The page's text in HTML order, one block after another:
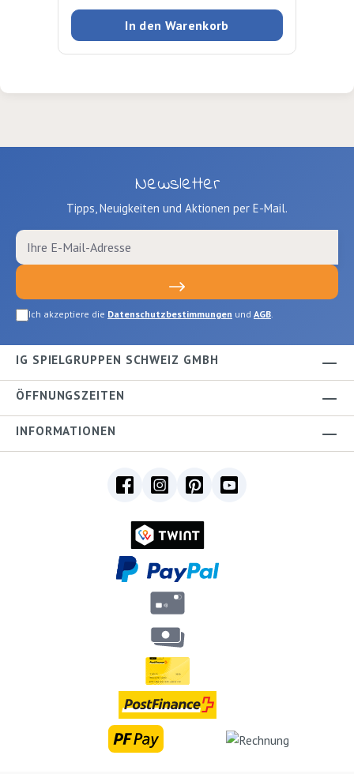
In den Warenkorb
Newsletter
Tipps, Neuigkeiten und Aktionen per E-Mail.
Ich akzeptiere die Datenschutzbestimmungen und AGB.
IG SPIELGRUPPEN SCHWEIZ GMBH
ÖFFNUNGSZEITEN
INFORMATIONEN